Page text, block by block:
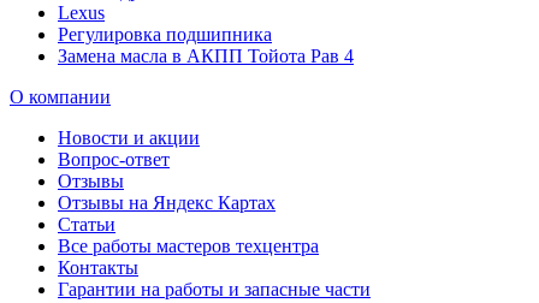
Lexus
Регулировка подшипника
Замена масла в АКПП Тойота Рав 4
О компании
Новости и акции
Вопрос-ответ
Отзывы
Отзывы на Яндекс Картах
Статьи
Все работы мастеров техцентра
Контакты
Гарантии на работы и запасные части